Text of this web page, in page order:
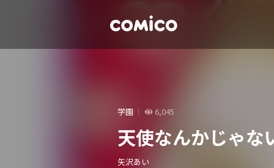
学園 6,045
天使なんかじゃな
矢沢あい